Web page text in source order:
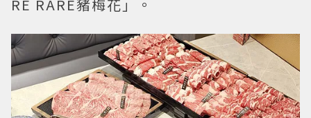
RE RARE豬梅花」。